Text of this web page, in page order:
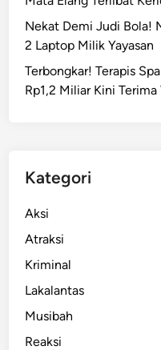
Nekat Demi Judi Bola!
2 Laptop Milik Yayasan
Terbongkar! Terapis
Rp1,2 Miliar Kini
Kategori
Aksi
Atraksi
Kriminal
Lakalantas
Musibah
Reaksi